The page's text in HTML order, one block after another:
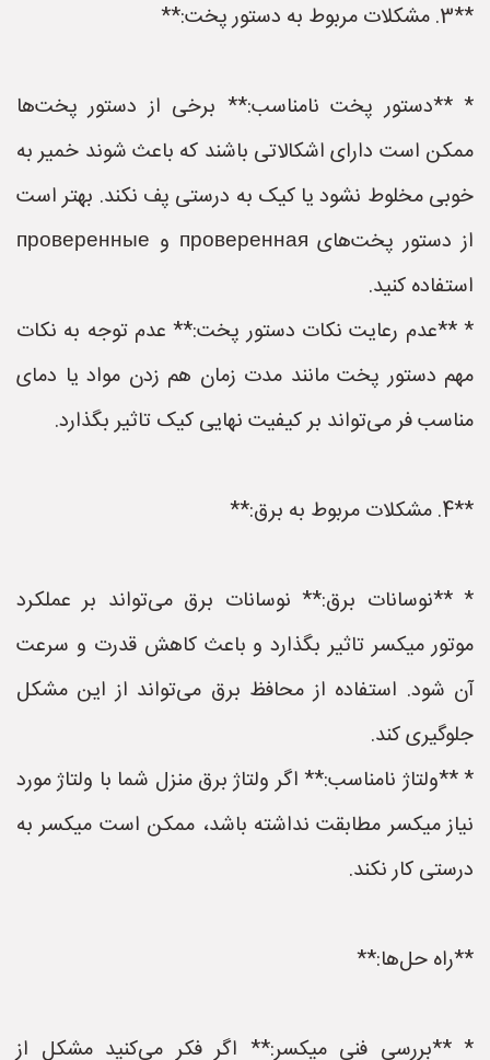
**3. مشکلات مربوط به دستور پخت:**
* **دستور پخت نامناسب:** برخی از دستور پخت‌ها
ممکن است دارای اشکالاتی باشند که باعث شوند خمیر به
خوبی مخلوط نشود یا کیک به درستی پف نکند. بهتر است
از دستور پخت‌های проверенная و проверенные
استفاده کنید.
* **عدم رعایت نکات دستور پخت:** عدم توجه به نکات
مهم دستور پخت مانند مدت زمان هم زدن مواد یا دمای
مناسب فر می‌تواند بر کیفیت نهایی کیک تاثیر بگذارد.
**4. مشکلات مربوط به برق:**
* **نوسانات برق:** نوسانات برق می‌تواند بر عملکرد
موتور میکسر تاثیر بگذارد و باعث کاهش قدرت و سرعت
آن شود. استفاده از محافظ برق می‌تواند از این مشکل
جلوگیری کند.
* **ولتاژ نامناسب:** اگر ولتاژ برق منزل شما با ولتاژ مورد
نیاز میکسر مطابقت نداشته باشد، ممکن است میکسر به
درستی کار نکند.
**راه حل‌ها:**
* **بررسی فنی میکسر:** اگر فکر می‌کنید مشکل از